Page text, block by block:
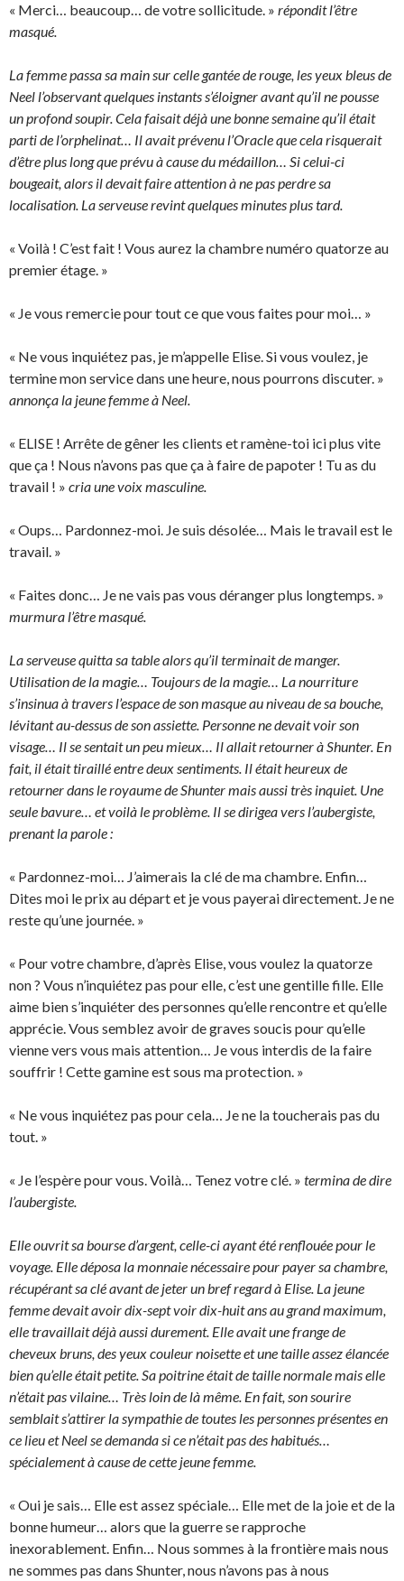
« Merci… beaucoup… de votre sollicitude. » répondit l’être
masqué.
La femme passa sa main sur celle gantée de rouge, les yeux bleus de
Neel l’observant quelques instants s’éloigner avant qu’il ne pousse
un profond soupir. Cela faisait déjà une bonne semaine qu’il était
parti de l’orphelinat… Il avait prévenu l’Oracle que cela risquerait
d’être plus long que prévu à cause du médaillon… Si celui-ci
bougeait, alors il devait faire attention à ne pas perdre sa
localisation. La serveuse revint quelques minutes plus tard.
« Voilà ! C’est fait ! Vous aurez la chambre numéro quatorze au
premier étage. »
« Je vous remercie pour tout ce que vous faites pour moi… »
« Ne vous inquiétez pas, je m’appelle Elise. Si vous voulez, je
termine mon service dans une heure, nous pourrons discuter. »
annonça la jeune femme à Neel.
« ELISE ! Arrête de gêner les clients et ramène-toi ici plus vite
que ça ! Nous n’avons pas que ça à faire de papoter ! Tu as du
travail ! » cria une voix masculine.
« Oups… Pardonnez-moi. Je suis désolée… Mais le travail est le
travail. »
« Faites donc… Je ne vais pas vous déranger plus longtemps. »
murmura l’être masqué.
La serveuse quitta sa table alors qu’il terminait de manger.
Utilisation de la magie… Toujours de la magie… La nourriture
s’insinua à travers l’espace de son masque au niveau de sa bouche,
lévitant au-dessus de son assiette. Personne ne devait voir son
visage… Il se sentait un peu mieux… Il allait retourner à Shunter. En
fait, il était tiraillé entre deux sentiments. Il était heureux de
retourner dans le royaume de Shunter mais aussi très inquiet. Une
seule bavure… et voilà le problème. Il se dirigea vers l’aubergiste,
prenant la parole :
« Pardonnez-moi… J’aimerais la clé de ma chambre. Enfin…
Dites moi le prix au départ et je vous payerai directement. Je ne
reste qu’une journée. »
« Pour votre chambre, d’après Elise, vous voulez la quatorze
non ? Vous n’inquiétez pas pour elle, c’est une gentille fille. Elle
aime bien s’inquiéter des personnes qu’elle rencontre et qu’elle
apprécie. Vous semblez avoir de graves soucis pour qu’elle
vienne vers vous mais attention… Je vous interdis de la faire
souffrir ! Cette gamine est sous ma protection. »
« Ne vous inquiétez pas pour cela… Je ne la toucherais pas du
tout. »
« Je l’espère pour vous. Voilà… Tenez votre clé. » termina de dire
l’aubergiste.
Elle ouvrit sa bourse d’argent, celle-ci ayant été renflouée pour le
voyage. Elle déposa la monnaie nécessaire pour payer sa chambre,
récupérant sa clé avant de jeter un bref regard à Elise. La jeune
femme devait avoir dix-sept voir dix-huit ans au grand maximum,
elle travaillait déjà aussi durement. Elle avait une frange de
cheveux bruns, des yeux couleur noisette et une taille assez élancée
bien qu’elle était petite. Sa poitrine était de taille normale mais elle
n’était pas vilaine… Très loin de là même. En fait, son sourire
semblait s’attirer la sympathie de toutes les personnes présentes en
ce lieu et Neel se demanda si ce n’était pas des habitués…
spécialement à cause de cette jeune femme.
« Oui je sais… Elle est assez spéciale… Elle met de la joie et de la
bonne humeur… alors que la guerre se rapproche
inexorablement. Enfin… Nous sommes à la frontière mais nous
ne sommes pas dans Shunter, nous n’avons pas à nous